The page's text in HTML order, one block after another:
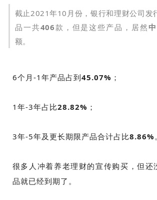
截止2021年10月份，银行和理财公司发
品一共406款，但是这些产品，居然
额。
6个月-1年产品占到45.07% ；
1年-3年占比28.82% ；
3年-5年及更长期限产品合计占比8.86% 。
很多人冲着养老理财的宣传购买，但还
品就已经到期了。